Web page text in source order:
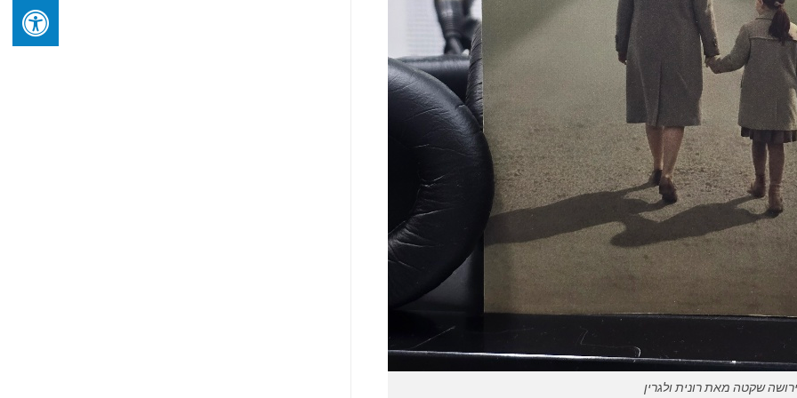
שקטה מאת רונית ולגרין